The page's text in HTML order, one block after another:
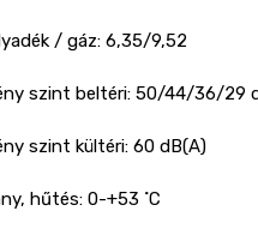
/ gáz: 6,35/9,52
szint beltéri: 50/44/36/29
szint kültéri: 60 dB(A)
hűtés: 0-+53 ˚C